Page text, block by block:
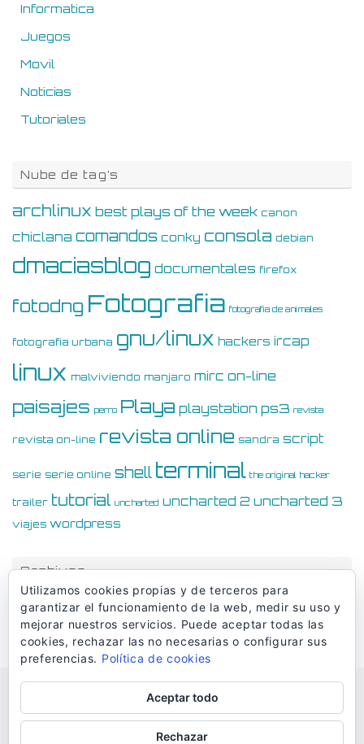
Informatica
Juegos
Movil
Noticias
Tutoriales
Nube de tag’s
archlinux best plays of the week canon
chiclana comandos conky consola debian
dmaciasblog documentales firefox
fotodng Fotografia fotografia de animales
fotografia urbana gnu/linux hackers ircap
linux malviviendo manjaro mirc on-line
paisajes perro Playa playstation ps3 revista
revista on-line revista online sandra script
serie serie online shell terminal the original hacker
trailer tutorial uncharted uncharted 2 uncharted 3
viajes wordpress
Archivos
Archivos
© Dmaciasblog 2006-2026
Utilizamos cookies propias y de terceros para
garantizar el funcionamiento de la web, medir su uso y
mejorar nuestros servicios. Puede aceptar todas las
cookies, rechazar las no necesarias o configurar sus
preferencias. Política de cookies
Aceptar todo
Rechazar